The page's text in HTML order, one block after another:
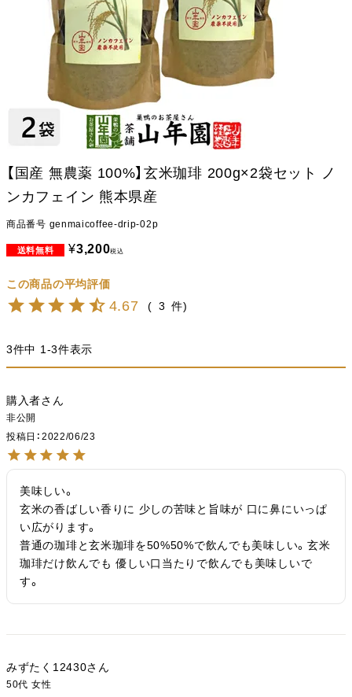
【国産 無農薬 100%】玄米珈琲 200g×2袋セット ノ
ンカフェイン 熊本県産
商品番号 genmaicoffee-drip-02p
¥3,200税込
4.67 3
3件中 1-3件表示
購入者
非公開
投稿日
2022/06/23
美味しい。
玄米の香ばしい香りに 少しの苦味と旨味が 口に鼻にいっぱ
い広がります。
普通の珈琲と玄米珈琲を50%50%で飲んでも美味しい。玄米
珈琲だけ飲んでも 優しい口当たりで飲んでも美味しいで
す。
みずたく12430
50代 女性